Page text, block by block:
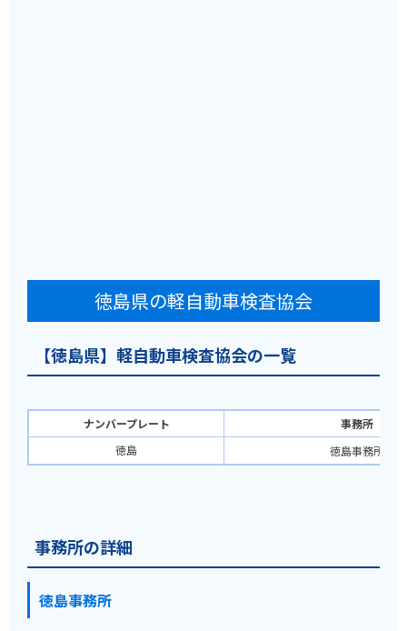
徳島県の軽自動車検査協会
【徳島県】軽自動車検査協会の一覧
ナンバープレート
事務所
徳島
徳島事務所
事務所の詳細
徳島事務所